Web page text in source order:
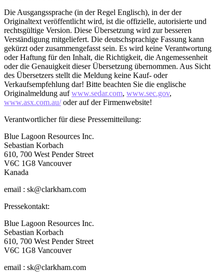
Die Ausgangssprache (in der Regel Englisch), in der der
Originaltext veröffentlicht wird, ist die offizielle, autorisierte und
rechtsgültige Version. Diese Übersetzung wird zur besseren
Verständigung mitgeliefert. Die deutschsprachige Fassung kann
gekürzt oder zusammengefasst sein. Es wird keine Verantwortung
oder Haftung für den Inhalt, die Richtigkeit, die Angemessenheit
oder die Genauigkeit dieser Übersetzung übernommen. Aus Sicht
des Übersetzers stellt die Meldung keine Kauf- oder
Verkaufsempfehlung dar! Bitte beachten Sie die englische
Originalmeldung aufwww.sedar.com, www.sec.gov,
www.asx.com.au/oder auf der Firmenwebsite!
Verantwortlicher für diese Pressemitteilung:
Blue Lagoon Resources Inc.
Sebastian Korbach
610, 700 West Pender Street
V6C 1G8 Vancouver
Kanada
email : sk@clarkham.com
Pressekontakt:
Blue Lagoon Resources Inc.
Sebastian Korbach
610, 700 West Pender Street
V6C 1G8 Vancouver
email : sk@clarkham.com